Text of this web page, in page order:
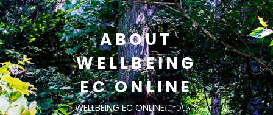
ABOUT
WELLBEING
EC ONLINE
WELLBEING EC ONLINEについて